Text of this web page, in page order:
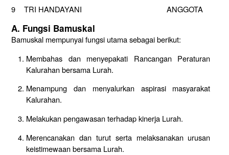
9
TRI HANDAYANI ANGGOTA
A. Fungsi Bamuskal
Bamuskal mempunyai fungsi utama sebagai berikut:
Membahas dan menyepakati Rancangan Peraturan
Kalurahan bersama Lurah.
Menampung dan menyalurkan aspirasi masyarakat
Kalurahan.
Melakukan pengawasan terhadap kinerja Lurah.
Merencanakan dan turut serta melaksanakan urusan
keistimewaan bersama Lurah.